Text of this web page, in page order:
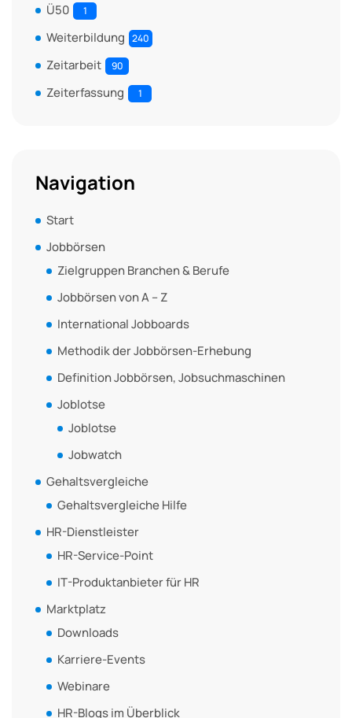
Ü50 1
Weiterbildung 240
Zeitarbeit 90
Zeiterfassung 1
Navigation
Start
Jobbörsen
Zielgruppen Branchen & Berufe
Jobbörsen von A – Z
International Jobboards
Methodik der Jobbörsen-Erhebung
Definition Jobbörsen, Jobsuchmaschinen
Joblotse
Joblotse
Jobwatch
Gehaltsvergleiche
Gehaltsvergleiche Hilfe
HR-Dienstleister
HR-Service-Point
IT-Produktanbieter für HR
Marktplatz
Downloads
Karriere-Events
Webinare
HR-Blogs im Überblick